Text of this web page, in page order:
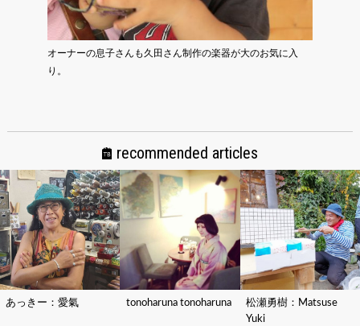
オーナーの息子さんも久田さん制作の楽器が大のお気に入
り。
recommended articles
あっきー：愛氣 tonoharuna tonoharuna
松瀬勇樹：Matsuse
Yuki